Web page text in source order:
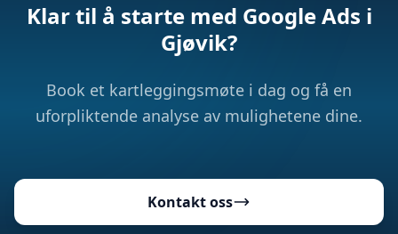
Klar til å starte med Google Ads i
Gjøvik?
Book et kartleggingsmøte i dag og få en
uforpliktende analyse av mulighetene dine.
Kontakt oss